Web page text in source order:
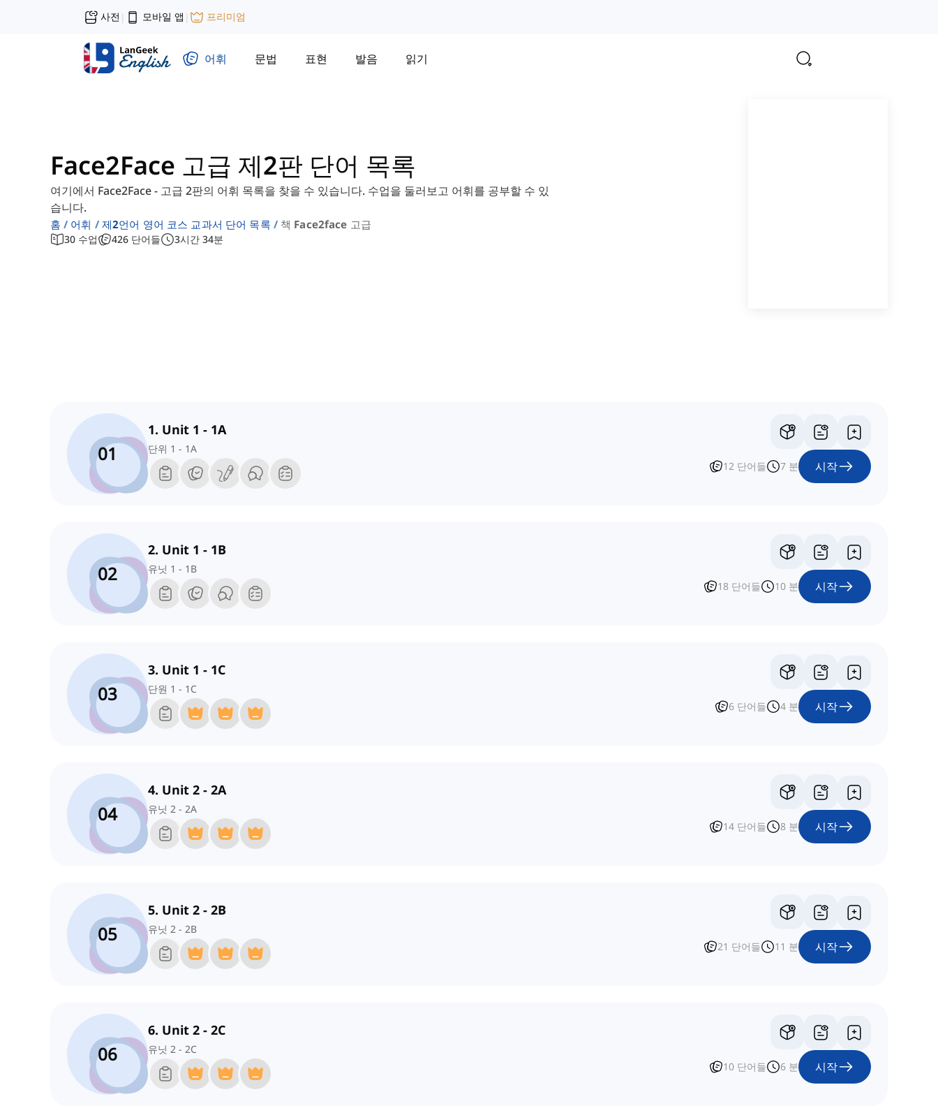
사전 | 모바일 앱 | 프리미엄
어휘 문법 표현 발음 읽기
Face2Face 고급 제2판 단어 목록
여기에서 Face2Face - 고급 2판의 어휘 목록을 찾을 수 있습니다. 수업을 둘러보고 어휘를 공부할 수 있
습니다.
홈 어휘 제2언어 영어 코스 교과서 단어 목록 책 Face2face 고급
30 수업 426 단어들 3시간 34분
01
1. Unit 1 - 1A
단위 1 - 1A
12 단어들 7 분 시작
02
2. Unit 1 - 1B
유닛 1 - 1B
18 단어들 10 분 시작
03
3. Unit 1 - 1C
단원 1 - 1C
6 단어들 4 분 시작
04
4. Unit 2 - 2A
유닛 2 - 2A
14 단어들 8 분 시작
05
5. Unit 2 - 2B
유닛 2 - 2B
21 단어들 11 분 시작
06
6. Unit 2 - 2C
유닛 2 - 2C
10 단어들 6 분 시작